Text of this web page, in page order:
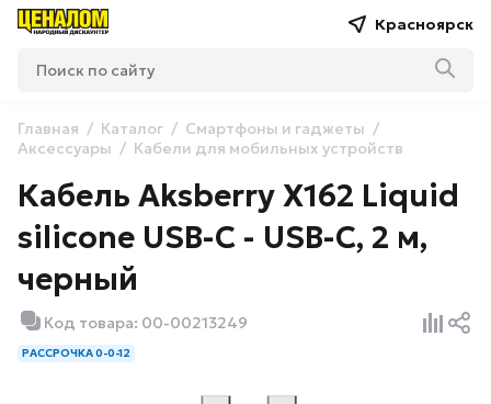
Красноярск
Главная Каталог
Смартфоны и гаджеты
Аксессуары
Кабели для мобильных устройств
Кабель Aksberry X162 Liquid
silicone USB-C - USB-C, 2 м,
черный
Код товара: 00-00213249
РАССРОЧКА 0-0-12